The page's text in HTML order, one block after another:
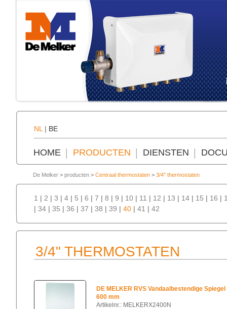
NL | BE
HOME PRODUCTEN DIENSTEN
De Melker > producten > Centraal thermostaten > 3/4" thermostaten
1 | 2 | 3 | 4 | 5 | 6 | 7 | 8 | 9 | 10 | 11 | 12 | 13 | 14 | 15 | 16 |
| 34 | 35 | 36 | 37 | 38 | 39 | 40 | 41 | 42
3/4" THERMOSTATEN
DE MELKER RVS Vandaalbestendige Spiegel
600 mm
Artikelnr.: MELKERX2400N